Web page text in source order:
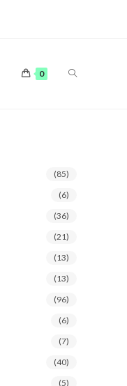
0 ALTERNAR
DE
LA
(85)
(6)
(36)
(21)
(13)
(13)
(96)
(6)
(7)
(40)
(5)